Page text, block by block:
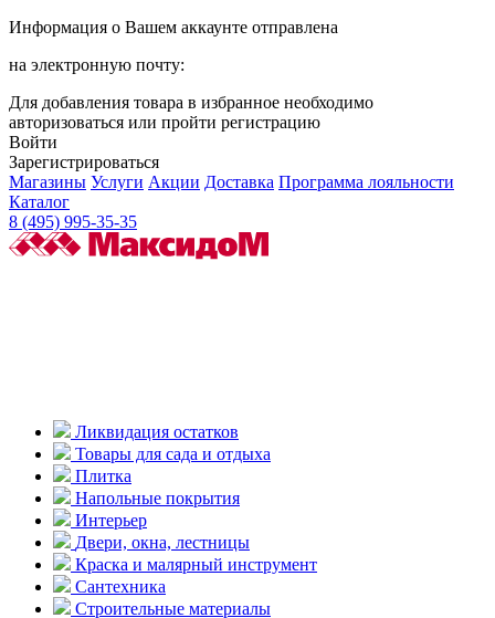
Информация о Вашем аккаунте отправлена
на электронную почту:
Для добавления товара в избранное необходимо
авторизоваться или пройти регистрацию
Войти
Зарегистрироваться
Магазины Услуги Акции Доставка Программа лояльности
Каталог
8 (495) 995-35-35
Ликвидация остатков
Товары для сада и отдыха
Плитка
Напольные покрытия
Интерьер
Двери, окна, лестницы
Краска и малярный инструмент
Сантехника
Строительные материалы